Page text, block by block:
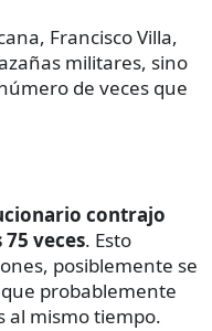
Francisco Villa,
militares, sino
de veces que
contrajo
veces. Esto
posiblemente se
probablemente
al mismo tiempo.